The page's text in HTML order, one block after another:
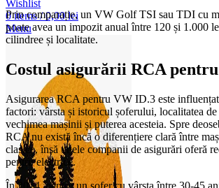
Wishlist
0items / 0,00lei
Menu
Prin comparație, un VW Golf TSI sau TDI cu
poate avea un impozit anual între 120 și 1.000
cilindree și localitate.
Costul asigurării RCA
Asigurarea RCA pentru VW ID.3 este
factori: vârsta și istoricul șoferului, localitatea
vechimea mașinii și puterea acesteia. Spre
RCA nu există încă o diferențiere clară între
clasice, însă unele companii de asigurări oferă
pentru electrice.
În 2024, pentru un șofer cu vârsta între 30-45